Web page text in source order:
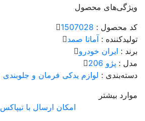
ویژگی‌های محصول
کد محصول : 1507028
تولیدکننده : آماتا صمد
برند : ایران خودرو
مدل : پژو 206
دسته‌بندی : لوازم یدکی فرمان و جلوبندی
موارد بیشتر
امکان ارسال با تیپاکس